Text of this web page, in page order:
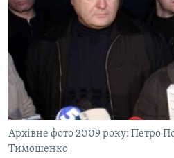
ФОТО
СПЕЦПРОЄКТИ
ПОДКАСТИ
КРИМ РЕАЛІЇ
РУС
УКР
Архівне фото 2009 року: Петро
Тимошенко